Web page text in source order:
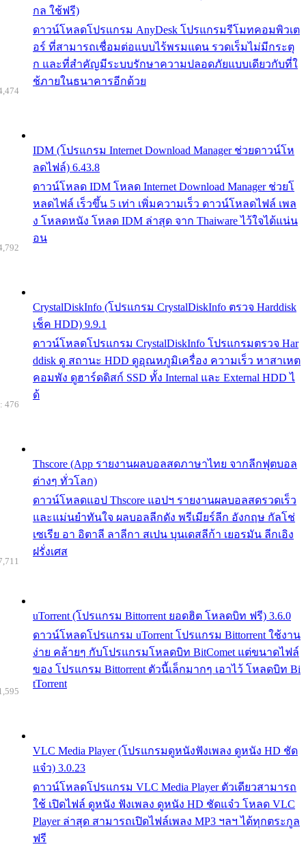
กล ใช้ฟรี)
ดาวน์โหลดโปรแกรม AnyDesk โปรแกรมรีโมทคอมพิวเต
อร์ ที่สามารถเชื่อมต่อแบบไร้พรมแดน รวดเร็มไม่มีกระตุ
ก และที่สำคัญมีระบบรักษาความปลอดภัยแบบเดียวกับที่ใ
ช้ภายในธนาคารอีกด้วย
IDM (โปรแกรม Internet Download Manager ช่วยดาวน์โห
ลดไฟล์) 6.43.8
ดาวน์โหลด IDM โหลด Internet Download Manager ช่วยโ
หลดไฟล์ เร็วขึ้น 5 เท่า เพิ่มความเร็ว ดาวน์โหลดไฟล์ เพล
ง โหลดหนัง โหลด IDM ล่าสุด จาก Thaiware ไว้ใจได้แน่น
อน
CrystalDiskInfo (โปรแกรม CrystalDiskInfo ตรวจ Harddisk
เช็ค HDD) 9.9.1
ดาวน์โหลดโปรแกรม CrystalDiskInfo โปรแกรมตรวจ Har
ddisk ดู สถานะ HDD ดูอุณหภูมิเครื่อง ความเร็ว หาสาเหต
คอมพัง ดูฮาร์ดดิสก์ SSD ทั้ง Internal และ External HDD ไ
ด้
Thscore (App รายงานผลบอลสดภาษาไทย จากลีกฟุตบอล
ต่างๆ ทั่วโลก)
ดาวน์โหลดแอป Thscore แอปฯ รายงานผลบอลสดรวดเร็ว
และแม่นยำทันใจ ผลบอลลีกดัง พรีเมียร์ลีก อังกฤษ กัลโช่
เซเรีย อา อิตาลี ลาลีกา สเปน บุนเดสลีก้า เยอรมัน ลีกเอิง
ฝรั่งเศส
476
uTorrent (โปรแกรม Bittorrent ยอดฮิต โหลดบิท ฟรี) 3.6.0
ดาวน์โหลดโปรแกรม uTorrent โปรแกรม Bittorrent ใช้งาน
ง่าย คล้ายๆ กับโปรแกรมโหลดบิท BitComet แต่ขนาดไฟล์
ของ โปรแกรม Bittorrent ตัวนี้เล็กมากๆ เอาไว้ โหลดบิท Bi
tTorrent
VLC Media Player (โปรแกรมดูหนังฟังเพลง ดูหนัง HD ชัด
แจ๋ว) 3.0.23
ดาวน์โหลดโปรแกรม VLC Media Player ตัวเดียวสามารถ
ใช้ เปิดไฟล์ ดูหนัง ฟังเพลง ดูหนัง HD ชัดแจ๋ว โหลด VLC
Player ล่าสุด สามารถเปิดไฟล์เพลง MP3 ฯลฯ ได้ทุกตระกูล
ฟรี